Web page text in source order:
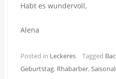
Habt es wundervoll,
Alena
Posted in Leckeres Tagged
Geburtstag, Rhabarber,